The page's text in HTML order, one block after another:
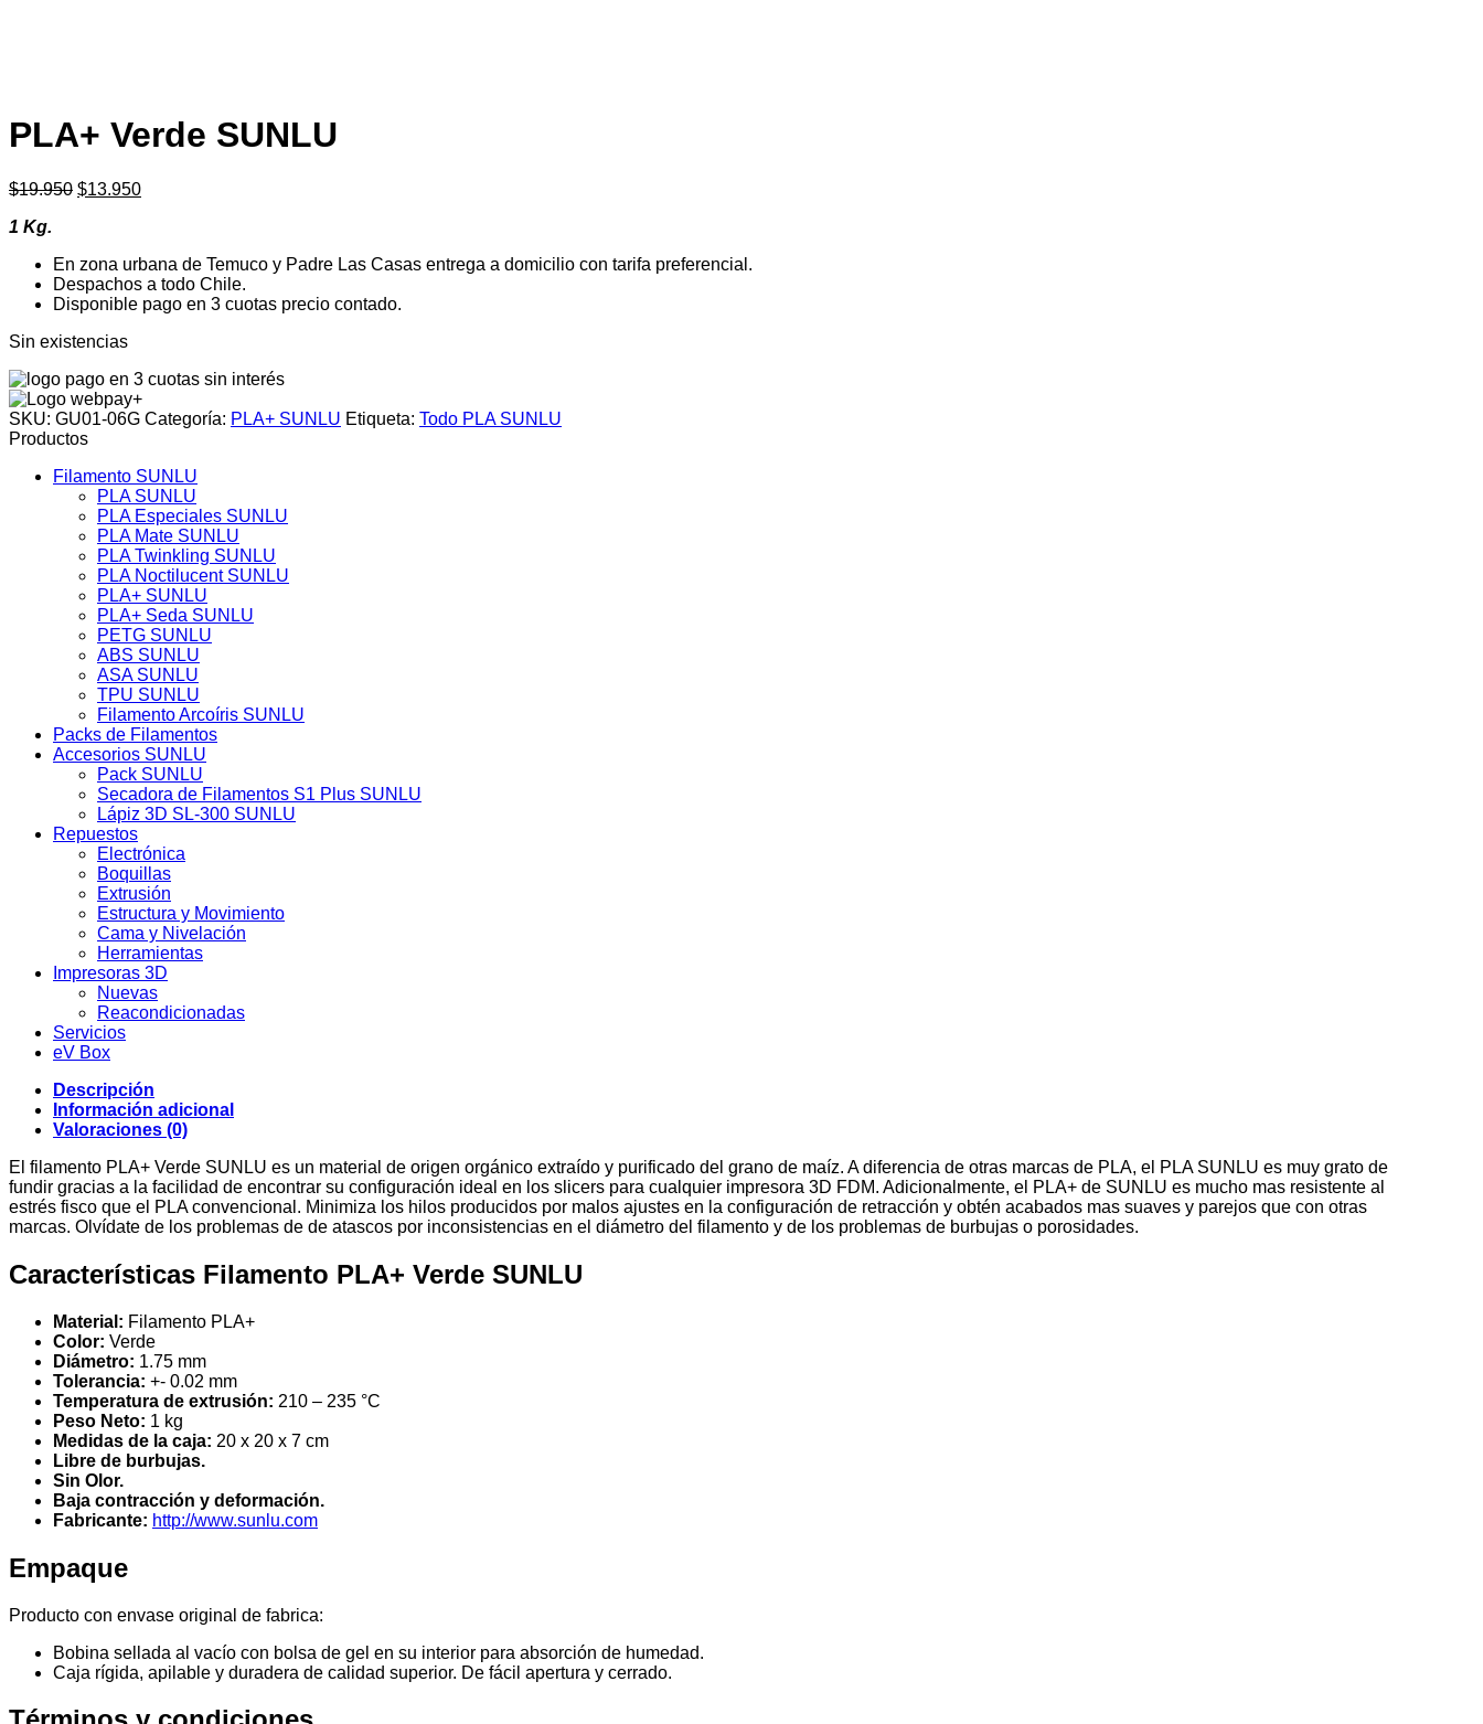
PLA+ Verde SUNLU
$19.950 El
$19.950.
$13.950El
$13.950.
1 Kg.
En zona urbana de Temuco y Padre Las Casas entrega a domicilio con tarifa preferencial.
Despachos a todo Chile.
Disponible pago en 3 cuotas precio contado.
Sin existencias
SKU: GU01-06G Categoría: PLA+ SUNLU Etiqueta: Todo PLA SUNLU
Productos
Filamento SUNLU
PLA SUNLU
PLA Especiales SUNLU
PLA Mate SUNLU
PLA Twinkling SUNLU
PLA Noctilucent SUNLU
PLA+ SUNLU
PLA+ Seda SUNLU
PETG SUNLU
ABS SUNLU
ASA SUNLU
TPU SUNLU
Filamento Arcoíris SUNLU
Packs de Filamentos
Accesorios SUNLU
Pack SUNLU
Secadora de Filamentos S1 Plus SUNLU
Lápiz 3D SL-300 SUNLU
Repuestos
Electrónica
Boquillas
Extrusión
Estructura y Movimiento
Cama y Nivelación
Herramientas
Impresoras 3D
Nuevas
Reacondicionadas
Servicios
eV Box
Descripción
Información adicional
Valoraciones (0)
El filamento PLA+ Verde SUNLU es un material de origen orgánico extraído y purificado del grano de maíz. A diferencia de otras marcas de PLA, el PLA SUNLU es muy grato de
fundir gracias a la facilidad de encontrar su configuración ideal en los slicers para cualquier impresora 3D FDM. Adicionalmente, el PLA+ de SUNLU es mucho mas resistente al
estrés fisco que el PLA convencional. Minimiza los hilos producidos por malos ajustes en la configuración de retracción y obtén acabados mas suaves y parejos que con otras
marcas. Olvídate de los problemas de de atascos por inconsistencias en el diámetro del filamento y de los problemas de burbujas o porosidades.
Características Filamento PLA+ Verde SUNLU
Material: Filamento PLA+
Color: Verde
Diámetro: 1.75 mm
Tolerancia: +- 0.02 mm
Temperatura de extrusión: 210 – 235 °C
Peso Neto: 1 kg
Medidas de la caja: 20 x 20 x 7 cm
Libre de burbujas.
Sin Olor.
Baja contracción y deformación.
Fabricante: http://www.sunlu.com
Empaque
Producto con envase original de fabrica:
Bobina sellada al vacío con bolsa de gel en su interior para absorción de humedad.
Caja rígida, apilable y duradera de calidad superior. De fácil apertura y cerrado.